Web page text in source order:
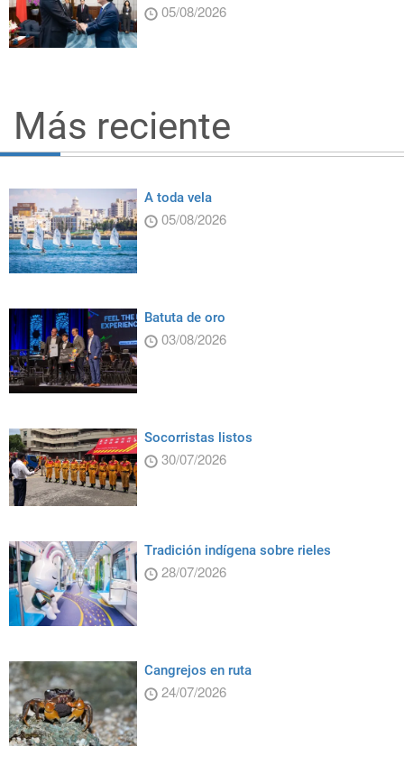
05/08/2026
Más reciente
A toda vela
05/08/2026
Batuta de oro
03/08/2026
Socorristas listos
30/07/2026
Tradición indígena sobre rieles
28/07/2026
Cangrejos en ruta
24/07/2026